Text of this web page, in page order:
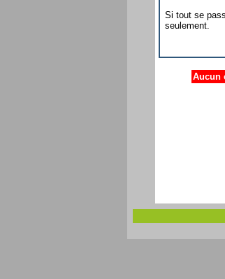
Si tout se
seulement.
Aucun